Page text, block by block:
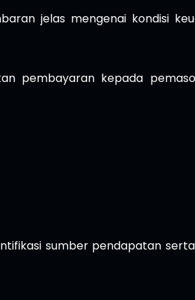
jelas mengenai kondisi
pembayaran kepada
sumber pendapatan